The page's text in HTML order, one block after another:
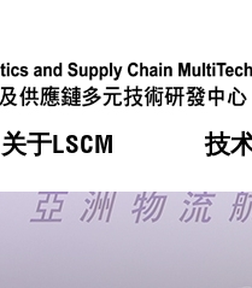
关于LSCM
机构简介
技
服务
可获授
合作计划
活动
会籍及